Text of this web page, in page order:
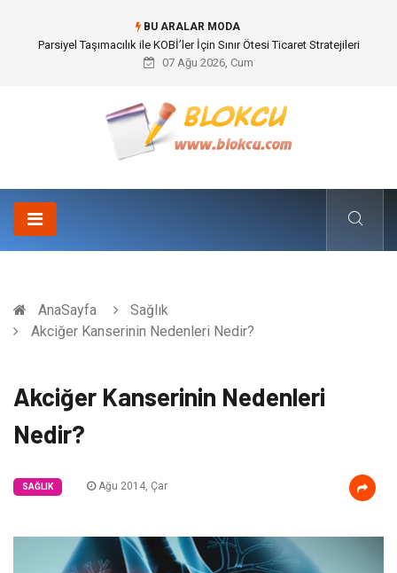
BU ARALAR MODA
Parsiyel Taşımacılık ile KOBİ’ler İçin Sınır Ötesi Ticaret Stratejileri
07 Ağu 2026, Cum
AnaSayfa
Sağlık
Akciğer Kanserinin Nedenleri Nedir?
Akciğer Kanserinin Nedenleri
Nedir?
SAĞLIK Ağu 2014, Çar